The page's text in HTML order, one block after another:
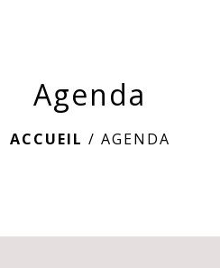
Agenda
ACCUEIL / AGENDA